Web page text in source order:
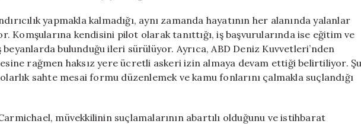
yapmakla kalmadığı, aynı zamanda hayatının her alanında yalanlar
Komşularına kendisini pilot olarak tanıttığı, iş başvurularında ise eğitim ve
beyanlarda bulunduğu ileri sürülüyor. Ayrıca, ABD Deniz Kuvvetleri’nden
rağmen haksız yere ücretli askeri izin almaya devam ettiği belirtiliyor.
sahte mesai formu düzenlemek ve kamu fonlarını çalmakla suçlandığı
Carmichael, müvekkilinin suçlamalarının abartılı olduğunu ve istihbarat